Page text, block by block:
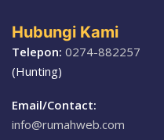
Hubungi Kami
Telepon: 0274-882257
(Hunting)
Email/Contact:
info@rumahweb.com